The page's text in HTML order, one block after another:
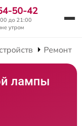
50-42
до 21:00
утром
Ремонт
лампы